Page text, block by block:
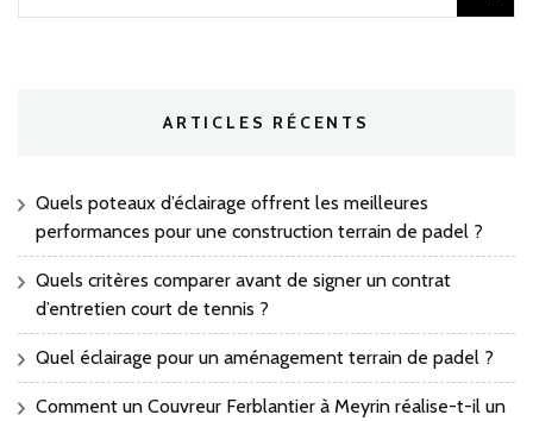
ARTICLES RÉCENTS
Quels poteaux d’éclairage offrent les meilleures
performances pour une construction terrain de padel ?
Quels critères comparer avant de signer un contrat
d’entretien court de tennis ?
Quel éclairage pour un aménagement terrain de padel ?
Comment un Couvreur Ferblantier à Meyrin réalise-t-il un